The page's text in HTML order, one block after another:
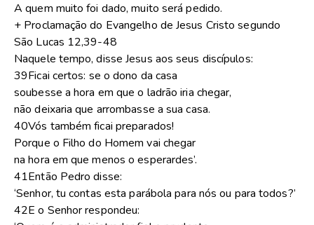
A quem muito foi dado, muito será pedido.
+ Proclamação do Evangelho de Jesus Cristo segundo
São Lucas 12,39-48
Naquele tempo, disse Jesus aos seus discípulos:
39Ficai certos: se o dono da casa
soubesse a hora em que o ladrão iria chegar,
não deixaria que arrombasse a sua casa.
40Vós também ficai preparados!
Porque o Filho do Homem vai chegar
na hora em que menos o esperardes’.
41Então Pedro disse:
‘Senhor, tu contas esta parábola para nós ou para todos?’
42E o Senhor respondeu: